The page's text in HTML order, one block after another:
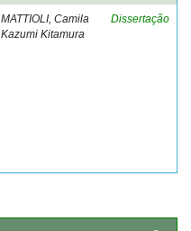
MATTIOLI, Camila
Kazumi Kitamura
Dissertação